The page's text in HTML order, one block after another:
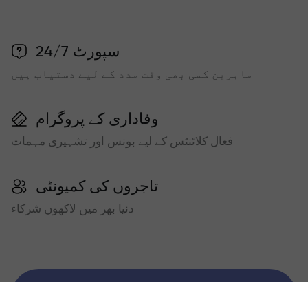
سپورٹ 24/7
ماہرین کسی بھی وقت مدد کے لیے دستیاب ہیں
وفاداری کے پروگرام
فعال کلائنٹس کے لیے بونس اور تشہیری مہمات
تاجروں کی کمیونٹی
دنیا بھر میں لاکھوں شرکاء